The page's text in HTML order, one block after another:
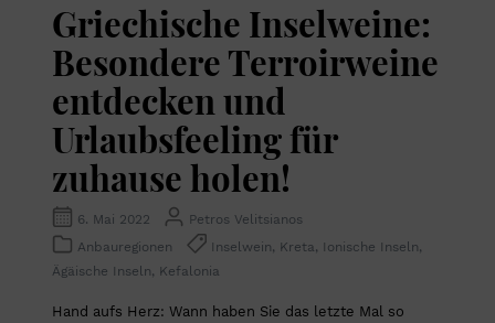
Griechische Inselweine:
Besondere Terroirweine
entdecken und
Urlaubsfeeling für
zuhause holen!
6. Mai 2022
Petros Velitsianos
Anbauregionen
Inselwein, Kreta, Ionische Inseln,
Ägäische Inseln, Kefalonia
Hand aufs Herz: Wann haben Sie das letzte Mal so